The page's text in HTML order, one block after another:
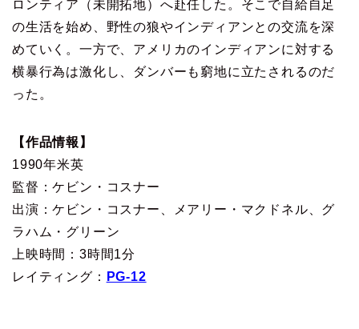
ロンティア（未開拓地）へ赴任した。そこで自給自足
の生活を始め、野性の狼やインディアンとの交流を深
めていく。一方で、アメリカのインディアンに対する
横暴行為は激化し、ダンバーも窮地に立たされるのだ
った。
【作品情報】
1990年米英
監督：ケビン・コスナー
出演：ケビン・コスナー、メアリー・マクドネル、グ
ラハム・グリーン
上映時間：3時間1分
レイティング：
PG-12